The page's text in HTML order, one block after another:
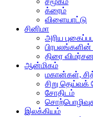
க்ரைம்
விளையாட்டு
சினிமா
அரிய
திரை
ஆன்மிகம்
மகான்கள்,
சிறு
சோதிடம்
இலக்கியம்